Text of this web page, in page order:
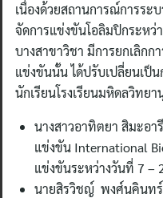
เนื่องด้วยสถานการณ์การระ
จัดการแข่งขันโอลิมปิกระหว่
บางสาขาวิชา มีการยกเลิก
แข่งขันนั้น ได้ปรับเปลี่ยนเป็
นักเรียนโรงเรียนมหิดลวิทย
นางสาวอาทิตยา สิมะอา
แข่งขัน International
แข่งขันระหว่างวันที่ 7 –
นายสิรวิชญ์ พงศ์นคินทร์